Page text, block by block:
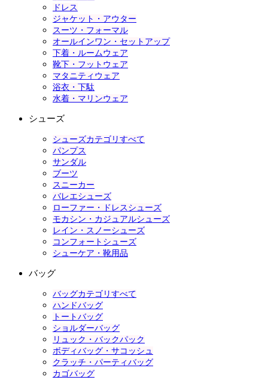
ドレス
ジャケット・アウター
スーツ・フォーマル
オールインワン・セットアップ
下着・ルームウェア
靴下・フットウェア
マタニティウェア
浴衣・下駄
水着・マリンウェア
シューズ
シューズカテゴリすべて
パンプス
サンダル
ブーツ
スニーカー
バレエシューズ
ローファー・ドレスシューズ
モカシン・カジュアルシューズ
レイン・スノーシューズ
コンフォートシューズ
シューケア・靴用品
バッグ
バッグカテゴリすべて
ハンドバッグ
トートバッグ
ショルダーバッグ
リュック・バックパック
ボディバッグ・サコッシュ
クラッチ・パーティバッグ
カゴバッグ